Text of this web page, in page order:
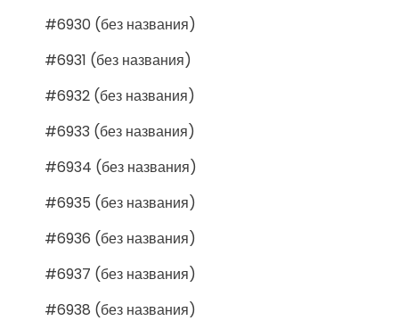
#6930 (без названия)
#6931 (без названия)
#6932 (без названия)
#6933 (без названия)
#6934 (без названия)
#6935 (без названия)
#6936 (без названия)
#6937 (без названия)
#6938 (без названия)